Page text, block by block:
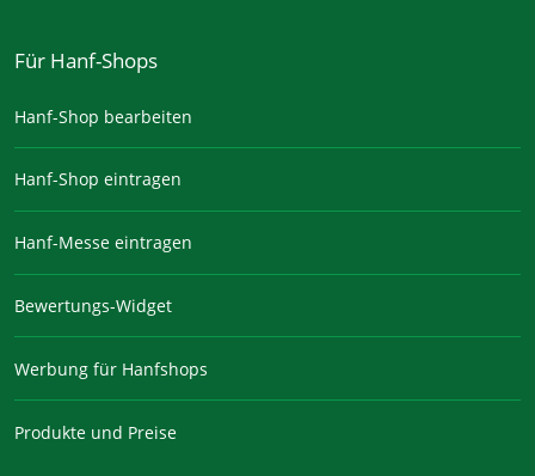
Für Hanf-Shops
Hanf-Shop bearbeiten
Hanf-Shop eintragen
Hanf-Messe eintragen
Bewertungs-Widget
Werbung für Hanfshops
Produkte und Preise